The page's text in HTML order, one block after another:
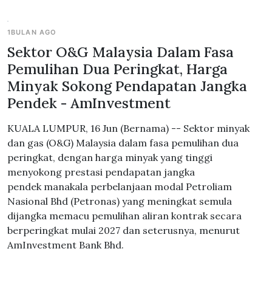
1BULAN AGO
Sektor O&G Malaysia Dalam Fasa
Pemulihan Dua Peringkat, Harga
Minyak Sokong Pendapatan Jangka
Pendek - AmInvestment
KUALA LUMPUR, 16 Jun (Bernama) -- Sektor minyak
dan gas (O&G) Malaysia dalam fasa pemulihan dua
peringkat, dengan harga minyak yang tinggi
menyokong prestasi pendapatan jangka
pendek manakala perbelanjaan modal Petroliam
Nasional Bhd (Petronas) yang meningkat semula
dijangka memacu pemulihan aliran kontrak secara
berperingkat mulai 2027 dan seterusnya, menurut
AmInvestment Bank Bhd.